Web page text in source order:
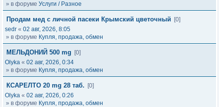
» в форуме Услуги / Разное
Продам мед с личной пасеки Крымский цветочный
[0]
sedr « 02 авг, 2026, 8:05
» в форуме Купля, продажа, обмен
МЕЛЬДОНИЙ 500 mg
[0]
Olyka « 02 авг, 2026, 0:34
» в форуме Купля, продажа, обмен
КСАРЕЛТО 20 mg 28 таб.
[0]
Olyka « 02 авг, 2026, 0:26
» в форуме Купля, продажа, обмен